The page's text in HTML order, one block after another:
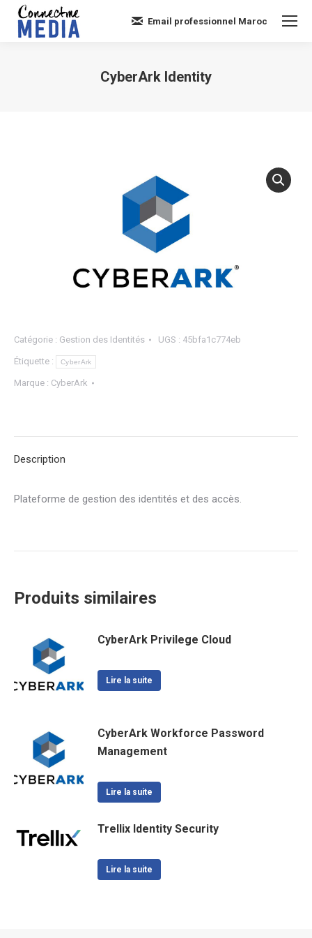
Email professionnel Maroc
CyberArk Identity
Catégorie : Gestion des Identités UGS : 45bfa1c774eb
Étiquette : CyberArk
Marque : CyberArk
Description
Plateforme de gestion des identités et des accès.
Produits similaires
CyberArk Privilege Cloud
Lire la suite
CyberArk Workforce Password
Management
Lire la suite
Trellix Identity Security
Lire la suite